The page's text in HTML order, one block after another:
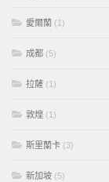
愛爾蘭 (1)
成都 (5)
拉薩 (1)
敦煌 (1)
斯里蘭卡 (3)
新加坡 (5)